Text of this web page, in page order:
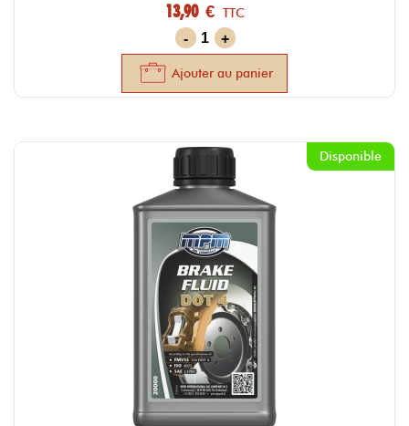
13,90 € TTC
-
+
Ajouter au panier
Disponible